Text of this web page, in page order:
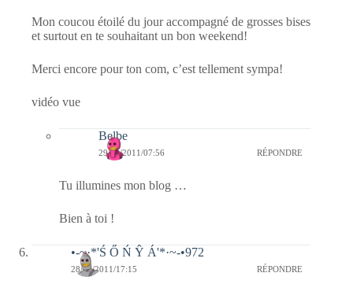
Mon coucou étoilé du jour accompagné de grosses bises
et surtout en te souhaitant un bon weekend!
Merci encore pour ton com, c’est tellement sympa!
vidéo vue
Belbe
29/01/2011/07:56 RÉPONDRE
Tu illumines mon blog …
Bien à toi !
•-~·*'Ś Ő Ń Ŷ Á'*·~-•972
28/01/2011/17:15 RÉPONDRE